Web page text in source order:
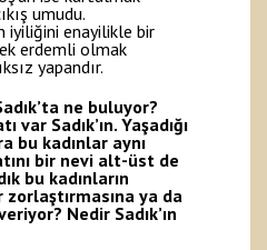
umudu.
iyiliğini enayilikle bir
erdemli olmak
yapandır.
ne buluyor?
var Sadık’ın. Yaşadığı
bu kadınlar aynı
bir nevi alt-üst de
bu kadınların
zorlaştırmasına ya da
Nedir Sadık’ın